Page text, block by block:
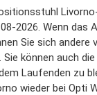
2026. Wenn das
Sie sich andere
können auch
Laufenden zu
wieder bei Opti